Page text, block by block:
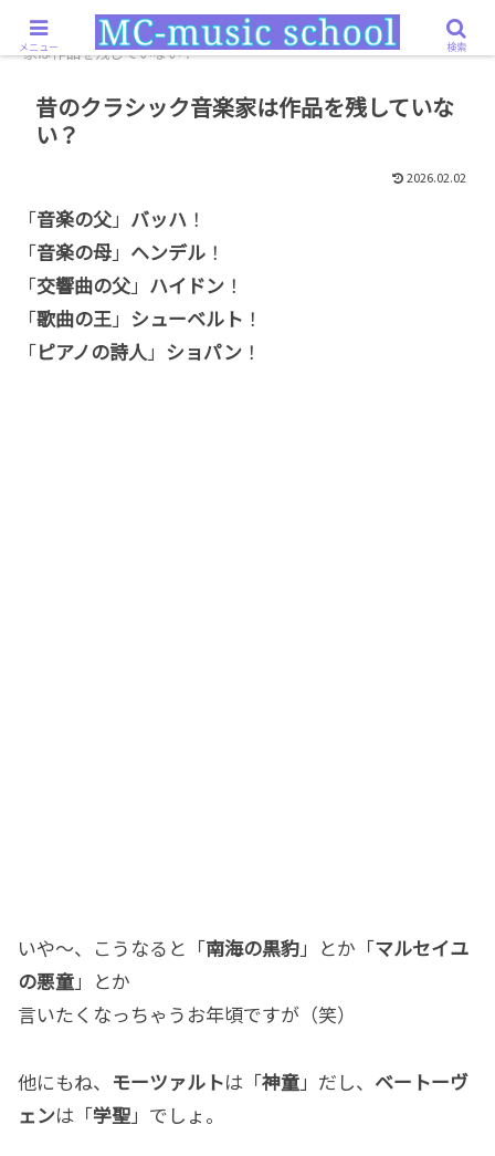
ホーム ミュージシャン・機材
昔のクラシック音楽
家は作品を残していない？
昔のクラシック音楽家は作品を残していな
い？
2026.02.02
「音楽の父」 バッハ ！
「音楽の母」 ヘンデル ！
「交響曲の父」 ハイドン ！
「歌曲の王」 シューベルト ！
「ピアノの詩人」 ショパン ！
いや〜、こうなると「南海の黒豹」とか「マルセイユ
の悪童」とか
言いたくなっちゃうお年頃ですが（笑）
他にもね、 モーツァルトは「神童」だし、 ベートーヴ
ェンは「学聖」でしょ。
メニュー 検索